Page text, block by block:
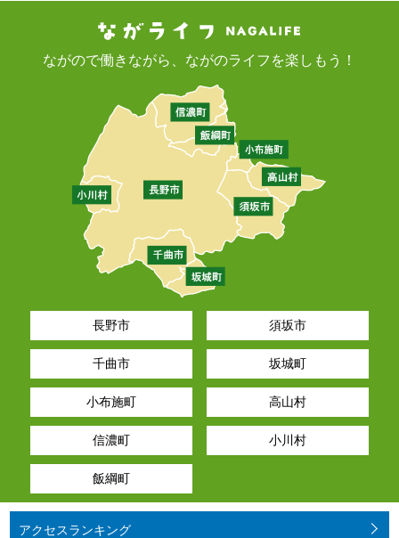
ながので働きながら、ながのライフを楽しもう！
長野市 須坂市
千曲市 坂城町
小布施町 高山村
信濃町 小川村
飯綱町
アクセスランキング